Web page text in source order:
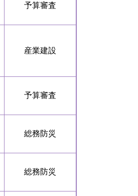
予算審査
産業建設
予算審査
総務防災
総務防災